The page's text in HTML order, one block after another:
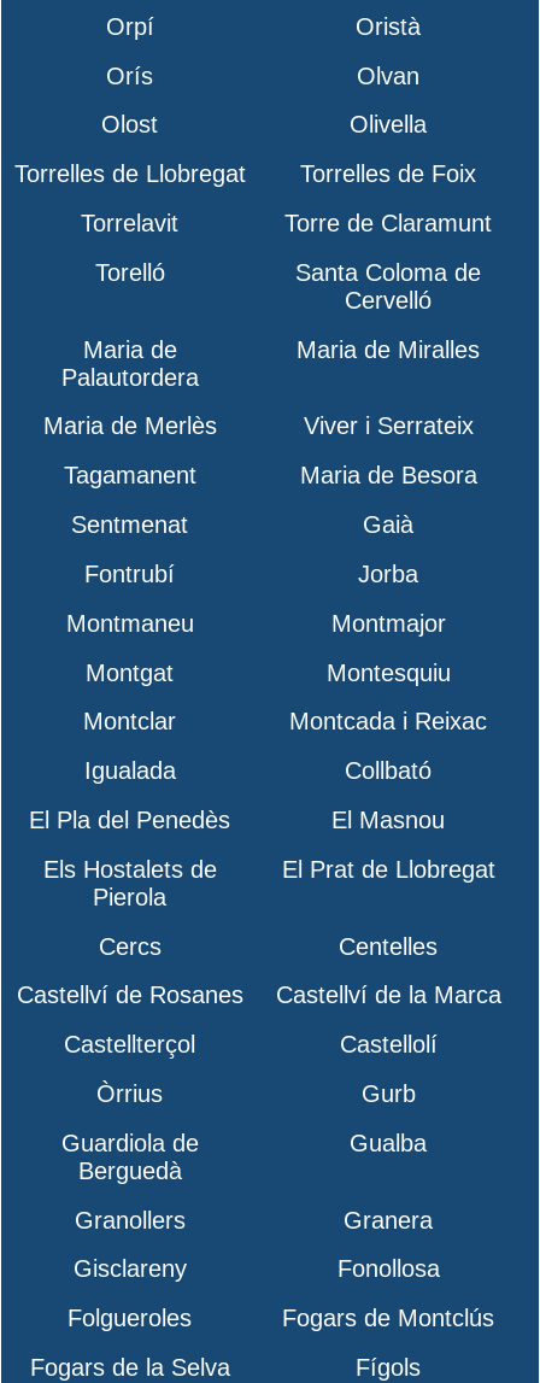
Orpí
Oristà
Orís
Olvan
Olost
Olivella
Torrelles de Llobregat
Torrelles de Foix
Torrelavit
Torre de Claramunt
Torelló
Santa Coloma de
Cervelló
Maria de
Palautordera
Maria de Miralles
Maria de Merlès
Viver i Serrateix
Tagamanent
Maria de Besora
Sentmenat
Gaià
Fontrubí
Jorba
Montmaneu
Montmajor
Montgat
Montesquiu
Montclar
Montcada i Reixac
Igualada
Collbató
El Pla del Penedès
El Masnou
Els Hostalets de
Pierola
El Prat de Llobregat
Cercs
Centelles
Castellví de Rosanes
Castellví de la Marca
Castellterçol
Castellolí
Òrrius
Gurb
Guardiola de
Berguedà
Gualba
Granollers
Granera
Gisclareny
Fonollosa
Folgueroles
Fogars de Montclús
Fogars de la Selva
Fígols